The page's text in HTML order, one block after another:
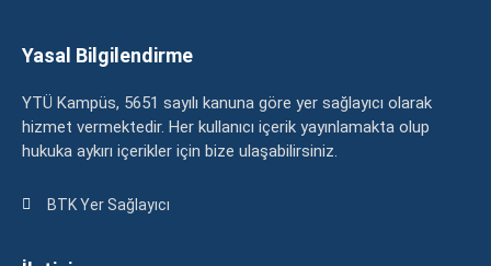
Yasal Bilgilendirme
YTÜ Kampüs, 5651 sayılı kanuna göre yer sağlayıcı olarak
hizmet vermektedir. Her kullanıcı içerik yayınlamakta olup
hukuka aykırı içerikler için bize ulaşabilirsiniz.
BTK Yer Sağlayıcı